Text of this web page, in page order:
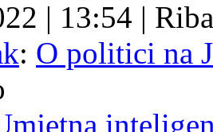
| 13:54 | Riba
: O politici na